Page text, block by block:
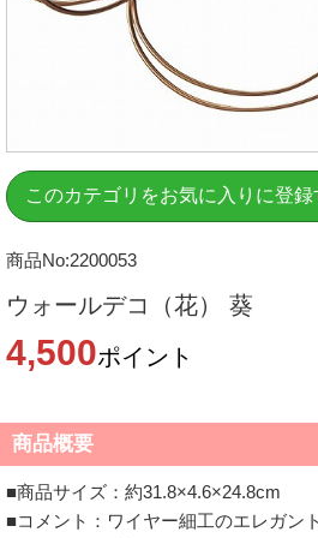
このカテゴリをお気に入りに登録
商品No:2200053
ウォールデコ（花） 葵
4,500ポイント
商品概要
■商品サイズ：約31.8×4.6×24.8cm
■コメント：ワイヤー細工のエレガン